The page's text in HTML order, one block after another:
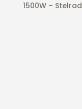
1500W – Stelrad